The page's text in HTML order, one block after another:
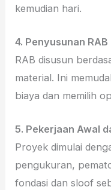
kemudian hari.
4. Penyusunan
RAB disusun
material. Ini
biaya dan memilih
5. Pekerjaan Awal
Proyek dimulai
pengukuran,
fondasi dan sloof